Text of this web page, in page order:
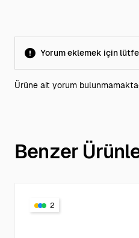
Yorum eklemek için
Ürüne ait yorum
Benzer
2